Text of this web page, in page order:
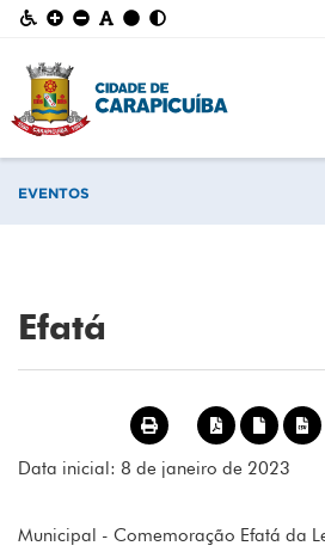
EVENTOS
Efatá
Data inicial: 8 de janeiro de 2023
Municipal - Comemoração Efatá da